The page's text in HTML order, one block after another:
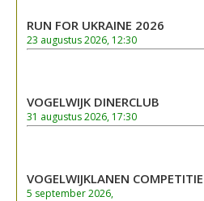
RUN FOR UKRAINE 2026
23 augustus 2026, 12:30
VOGELWIJK DINERCLUB
31 augustus 2026, 17:30
VOGELWIJKLANEN COMPETITIE
5 september 2026,